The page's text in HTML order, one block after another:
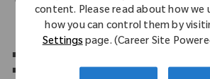
content. Please read about how we
how you can control them by
Settingspage. (Career Site
【休日】
■年間休日 120日以上 休日・休暇
■週休2日制